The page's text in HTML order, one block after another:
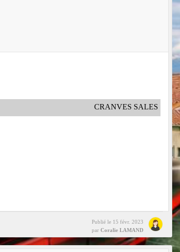
CRANVES SALES
Publié le 15 févr. 2023
par Coralie LAMAND